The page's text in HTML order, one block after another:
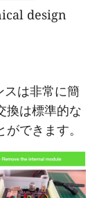
design
は非常に簡
換は標準的な
できます。